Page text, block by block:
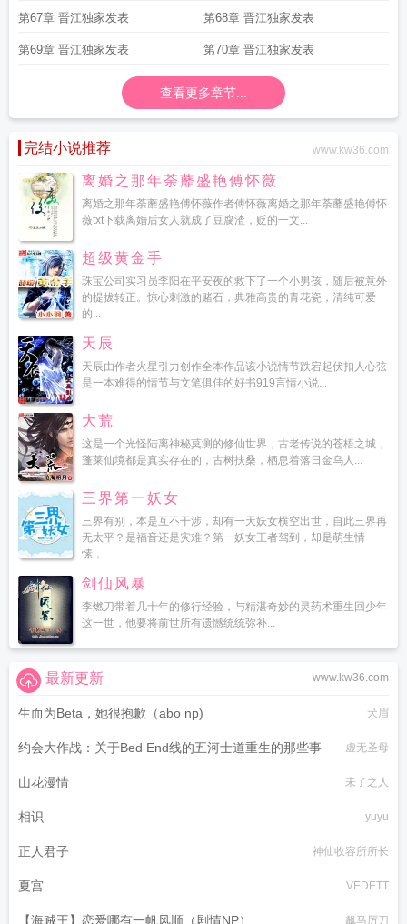
第67章 晋江独家发表 第68章 晋江独家发表
第69章 晋江独家发表 第70章 晋江独家发表
查看更多章节...
完结小说推荐 www.kw36.com
离婚之那年荼蘼盛艳傅怀薇
离婚之那年荼蘼盛艳傅怀薇作者傅怀薇离婚之那年荼蘼盛艳傅怀
薇txt下载离婚后女人就成了豆腐渣，贬的一文...
超级黄金手
珠宝公司实习员李阳在平安夜的救下了一个小男孩，随后被意外
的提拔转正。惊心刺激的赌石，典雅高贵的青花瓷，清纯可爱
的...
天辰
天辰由作者火星引力创作全本作品该小说情节跌宕起伏扣人心弦
是一本难得的情节与文笔俱佳的好书919言情小说...
大荒
这是一个光怪陆离神秘莫测的修仙世界，古老传说的苍梧之城，
蓬莱仙境都是真实存在的，古树扶桑，栖息着落日金乌人...
三界第一妖女
三界有别，本是互不干涉，却有一天妖女横空出世，自此三界再
无太平？是福音还是灾难？第一妖女王者驾到，却是萌生情
愫，...
剑仙风暴
李燃刀带着几十年的修行经验，与精湛奇妙的灵药术重生回少年
这一世，他要将前世所有遗憾统统弥补...
www.kw36.com
最新更新
生而为Beta，她很抱歉（abo np) 犬眉
约会大作战：关于Bed End线的五河士道重生的那些事 虚无圣母
山花漫情 未了之人
相识 yuyu
正人君子 神仙收容所所长
夏宫 VEDETT
【海贼王】恋爱哪有一帆风顺（剧情NP） 飙马厉刀